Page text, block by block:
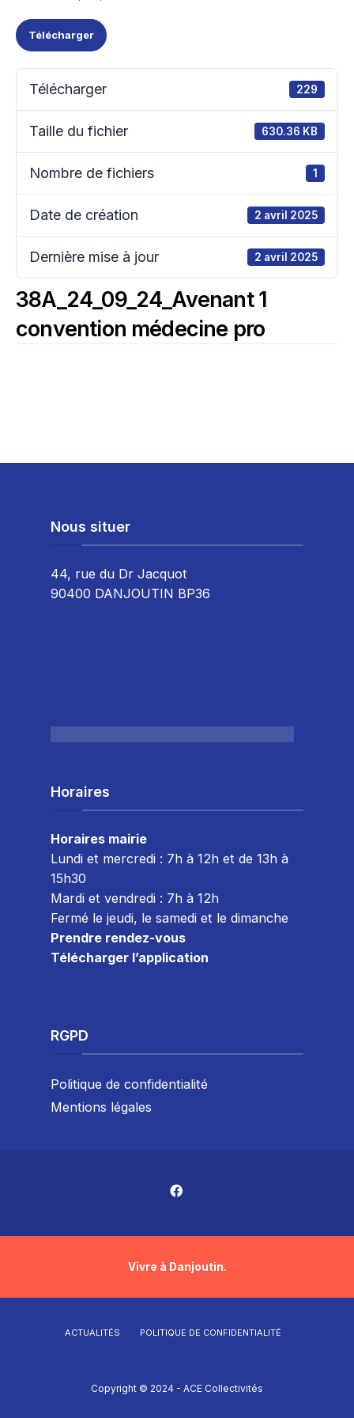
Télécharger
Télécharger 229
Taille du fichier 630.36 KB
Nombre de fichiers 1
Date de création 2 avril 2025
Dernière mise à jour 2 avril 2025
38A_24_09_24_Avenant 1
convention médecine pro
Nous situer
44, rue du Dr Jacquot
90400 DANJOUTIN BP36
Horaires
Horaires mairie
Lundi et mercredi : 7h à 12h et de 13h à
15h30
Mardi et vendredi : 7h à 12h
Fermé le jeudi, le samedi et le dimanche
Prendre rendez-vous
Télécharger l’application
RGPD
Politique de confidentialité
Mentions légales
Vivre à Danjoutin.
ACTUALITÉS POLITIQUE DE CONFIDENTIALITÉ
Copyright © 2024 - ACE Collectivités